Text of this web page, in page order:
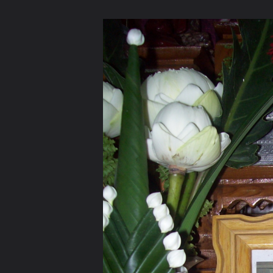
General ติงติง ห้องพระ
เจ้าปู53+ห้องพระ 081
เว็บบอร์ด มีอะไรใหม่ วิดีโอ รูปภ
มีอะไรใหม่ คอลเล็คชั่น สถานที่ กล้อง